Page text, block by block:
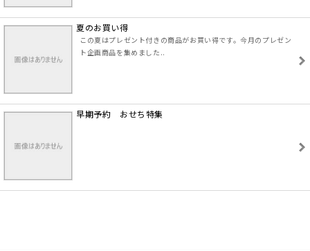
夏のお買い得
この夏はプレゼント付きの商品がお買い得です。今月のプレゼン
ト企画商品を集めました..
早期予約 おせち特集